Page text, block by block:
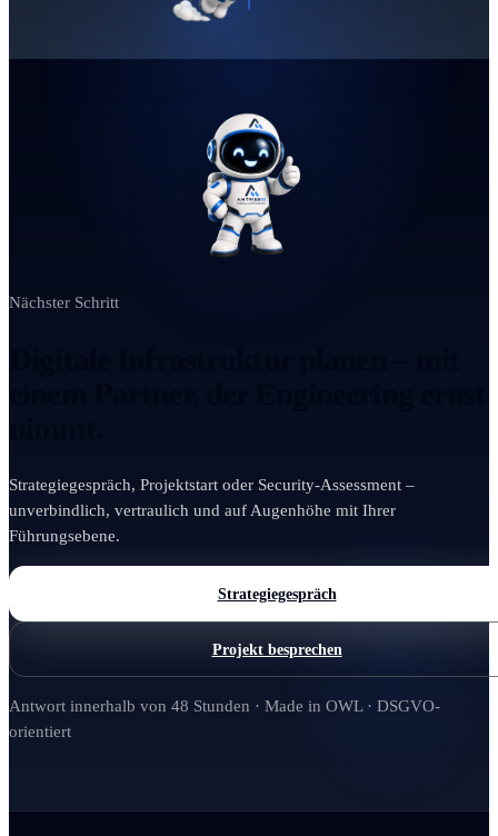
Nächster Schritt
Strategiegespräch, Projektstart oder Security-Assessment –
unverbindlich, vertraulich und auf Augenhöhe mit Ihrer
Führungsebene.
Strategiegespräch
Projekt besprechen
Antwort innerhalb von 48 Stunden · Made in OWL · DSGVO-
orientiert